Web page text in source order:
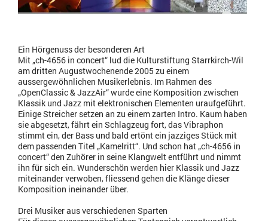
Ein Hörgenuss der besonderen Art
Mit „ch-4656 in concert“ lud die Kulturstiftung Starrkirch-Wil
am dritten Augustwochenende 2005 zu einem
aussergewöhnlichen Musikerlebnis. Im Rahmen des
„OpenClassic & JazzAir“ wurde eine Komposition zwischen
Klassik und Jazz mit elektronischen Elementen uraufgeführt.
Einige Streicher setzen an zu einem zarten Intro. Kaum haben
sie abgesetzt, fährt ein Schlagzeug fort, das Vibraphon
stimmt ein, der Bass und bald ertönt ein jazziges Stück mit
dem passenden Titel „Kamelritt“. Und schon hat „ch-4656 in
concert“ den Zuhörer in seine Klangwelt entführt und nimmt
ihn für sich ein. Wunderschön werden hier Klassik und Jazz
miteinander verwoben, fliessend gehen die Klänge dieser
Komposition ineinander über.
Drei Musiker aus verschiedenen Sparten